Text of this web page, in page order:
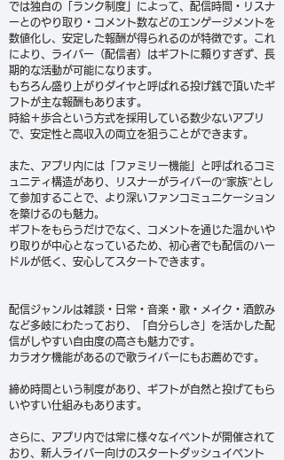
では独自の「ランク制度」によって、配信時間・リスナ
ーとのやり取り・コメント数などのエンゲージメントを
数値化し、安定した報酬が得られるのが特徴です。これ
により、ライバー（配信者）はギフトに頼りすぎず、長
期的な活動が可能になります。
もちろん盛り上がりダイヤと呼ばれる投げ銭で頂いたギ
フトが主な報酬もあります。
時給＋歩合という方式を採用している数少ないアプリ
で、安定性と高収入の両立を狙うことができます。
また、アプリ内には「ファミリー機能」と呼ばれるコミ
ュニティ構造があり、リスナーがライバーの“家族”とし
て参加することで、より深いファンコミュニケーション
を築けるのも魅力。
ギフトをもらうだけでなく、コメントを通じた温かいや
り取りが中心となっているため、初心者でも配信のハー
ドルが低く、安心してスタートできます。
配信ジャンルは雑談・日常・音楽・歌・メイク・酒飲み
など多岐にわたっており、「自分らしさ」を活かした配
信がしやすい自由度の高さも魅力です。
カラオケ機能があるので歌ライバーにもお薦めです。
締め時間という制度があり、ギフトが自然と投げてもら
いやすい仕組みもあります。
さらに、アプリ内では常に様々なイベントが開催されて
おり、新人ライバー向けのスタートダッシュイベント